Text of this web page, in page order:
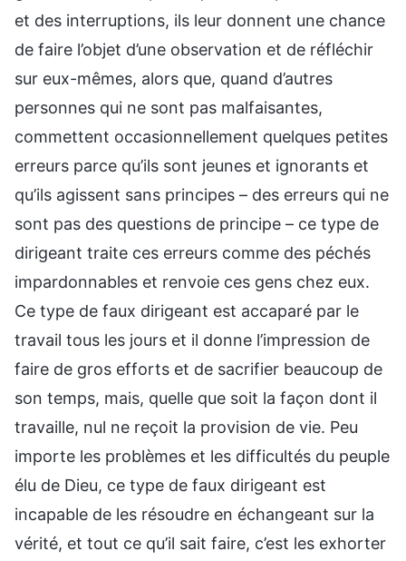
et des interruptions, ils leur donnent une chance
de faire l’objet d’une observation et de réfléchir
sur eux-mêmes, alors que, quand d’autres
personnes qui ne sont pas malfaisantes,
commettent occasionnellement quelques petites
erreurs parce qu’ils sont jeunes et ignorants et
qu’ils agissent sans principes – des erreurs qui ne
sont pas des questions de principe – ce type de
dirigeant traite ces erreurs comme des péchés
impardonnables et renvoie ces gens chez eux.
Ce type de faux dirigeant est accaparé par le
travail tous les jours et il donne l’impression de
faire de gros efforts et de sacrifier beaucoup de
son temps, mais, quelle que soit la façon dont il
travaille, nul ne reçoit la provision de vie. Peu
importe les problèmes et les difficultés du peuple
élu de Dieu, ce type de faux dirigeant est
incapable de les résoudre en échangeant sur la
vérité, et tout ce qu’il sait faire, c’est les exhorter